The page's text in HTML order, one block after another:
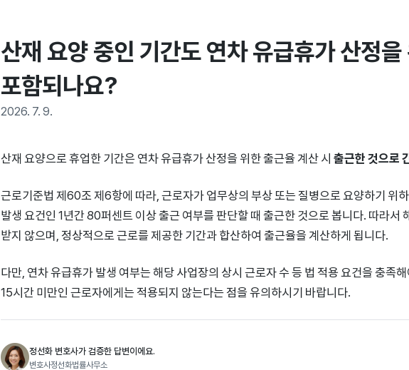
산재 요양 중인 기간도 연차 유급휴가 산정
포함되나요?
2026. 7. 9.
산재 요양으로 휴업한 기간은 연차 유급휴가 산정을 위한 출근율 계산 시 출근한 것으로
근로기준법 제60조 제6항에 따라, 근로자가 업무상의 부상 또는 질병으로 요양하기 위
발생 요건인 1년간 80퍼센트 이상 출근 여부를 판단할 때 출근한 것으로 봅니다. 따라서
받지 않으며, 정상적으로 근로를 제공한 기간과 합산하여 출근율을 계산하게 됩니다.
다만, 연차 유급휴가 발생 여부는 해당 사업장의 상시 근로자 수 등 법 적용 요건을 충족
15시간 미만인 근로자에게는 적용되지 않는다는 점을 유의하시기 바랍니다.
정선화 변호사가 검증한 답변이에요.
변호사정선화법률사무소